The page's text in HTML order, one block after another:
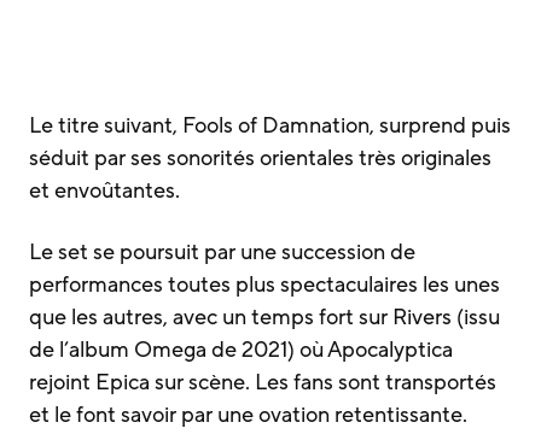
Le titre suivant, Fools of Damnation, surprend puis
séduit par ses sonorités orientales très originales
et envoûtantes.
Le set se poursuit par une succession de
performances toutes plus spectaculaires les unes
que les autres, avec un temps fort sur Rivers (issu
de l’album Omega de 2021) où Apocalyptica
rejoint Epica sur scène. Les fans sont transportés
et le font savoir par une ovation retentissante.